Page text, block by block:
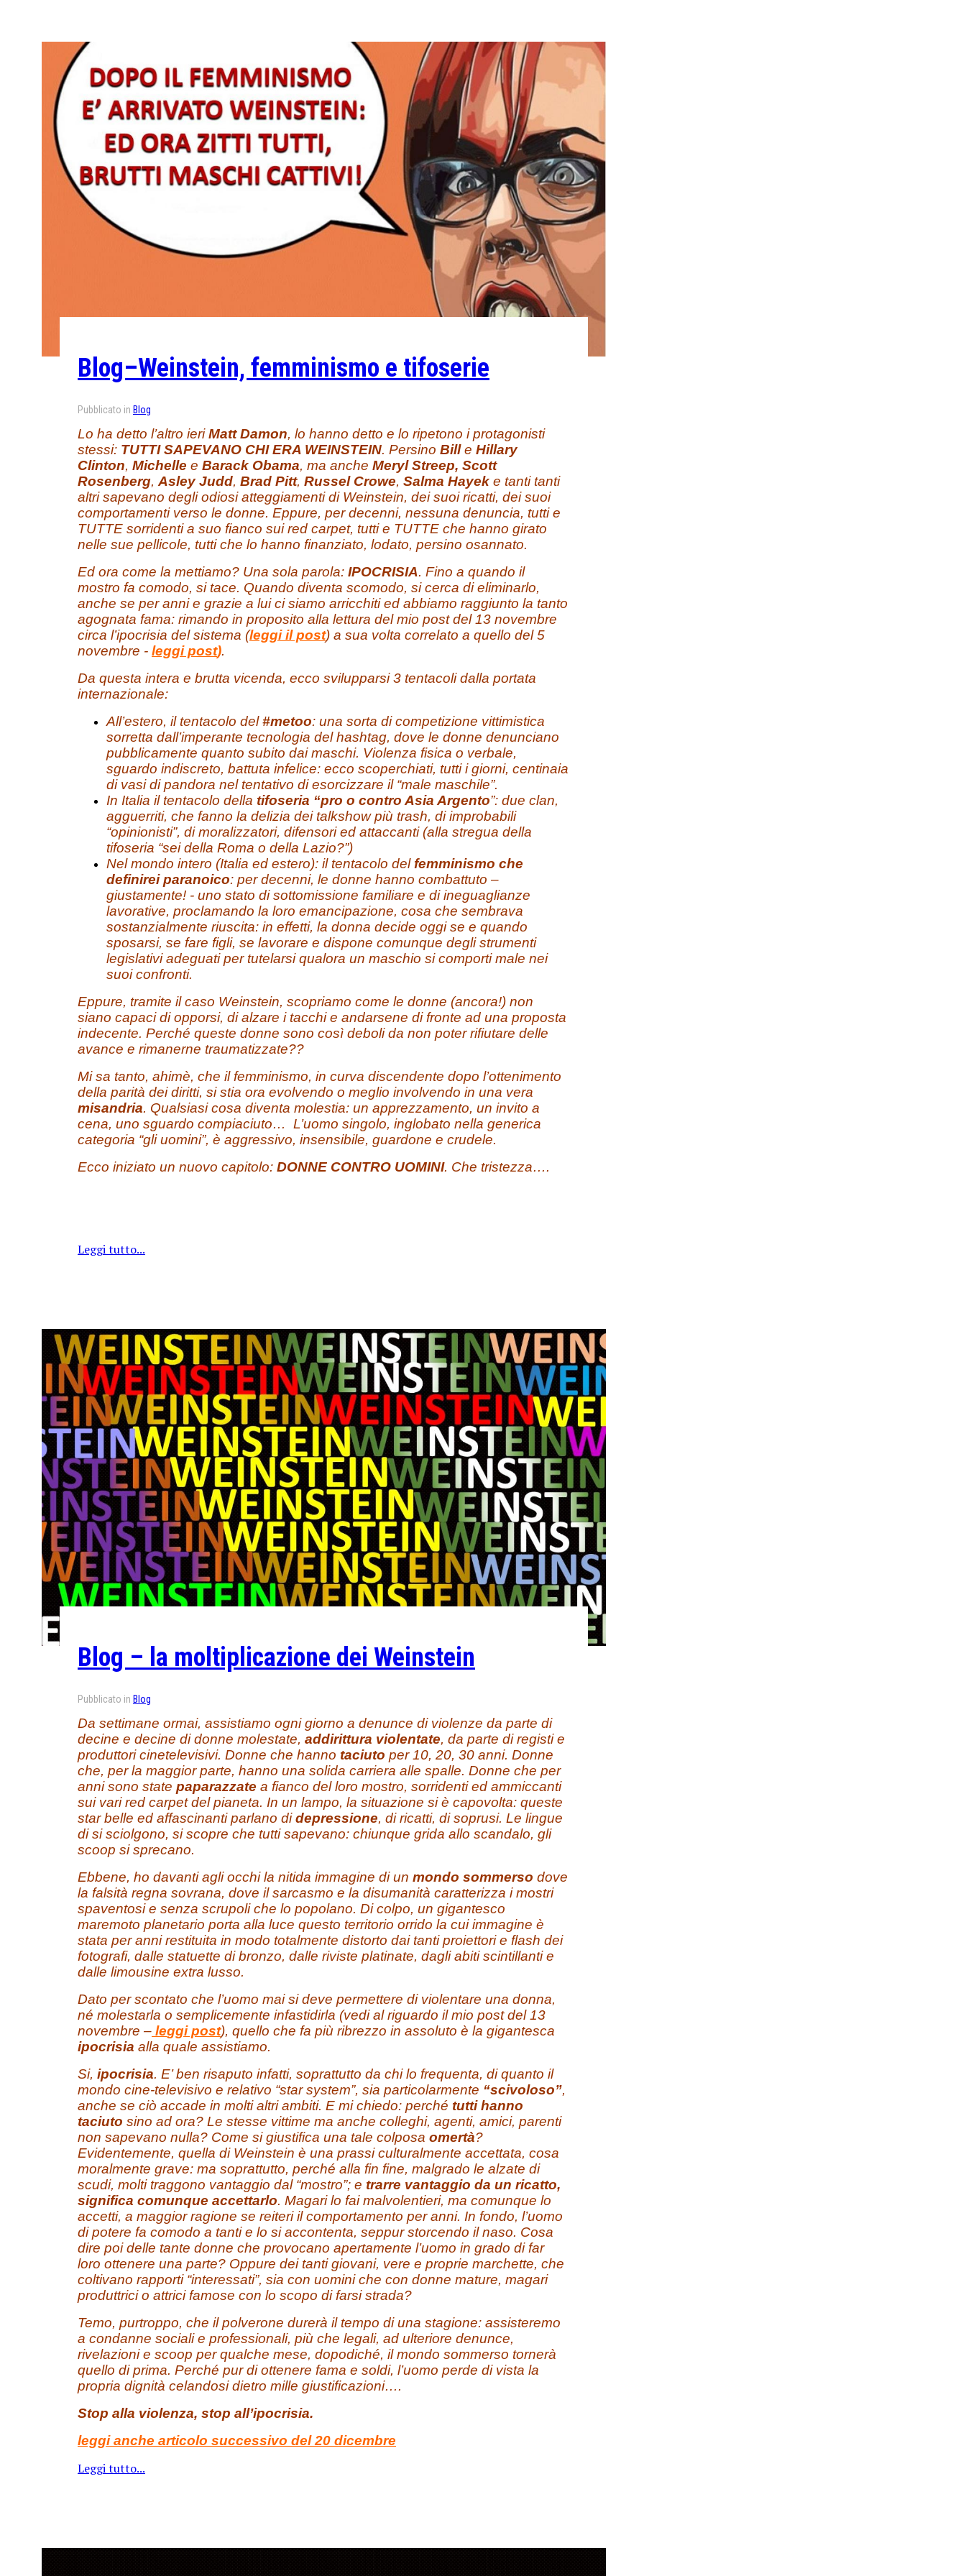
Blog–Weinstein, femminismo e tifoserie
Pubblicato in Blog
Lo ha detto l’altro ieriMatt Damon, lo hanno detto e lo ripetono i protagonisti
stessi: TUTTI SAPEVANO CHI ERA WEINSTEIN. Persino Bille Hillary
Clinton, Michelle e Barack Obama, ma anche Meryl Streep, Scott
Rosenberg, Asley Judd, Brad Pitt, Russel Crowe, Salma Hayek e tanti tanti
altri sapevano degli odiosi atteggiamenti di Weinstein, dei suoi ricatti, dei suoi
comportamenti verso le donne. Eppure, per decenni, nessuna denuncia, tutti e
TUTTE sorridenti a suo fianco sui red carpet, tutti e TUTTE che hanno girato
nelle sue pellicole, tutti che lo hanno finanziato, lodato, persino osannato.
Ed ora come la mettiamo? Una sola parola: IPOCRISIA. Fino a quando il
mostro fa comodo, si tace. Quando diventa scomodo, si cerca di eliminarlo,
anche se per anni e grazie a lui ci siamo arricchiti ed abbiamo raggiunto la tanto
agognata fama: rimando in proposito alla lettura del mio post del 13 novembre
circa l’ipocrisia del sistema (leggi il post) a sua volta correlato a quello del 5
novembre - leggi post).
Da questa intera e brutta vicenda, ecco svilupparsi 3 tentacoli dalla portata
internazionale:
All’estero, il tentacolo del#metoo: una sorta di competizione vittimistica
sorretta dall’imperante tecnologia del hashtag, dove le donne denunciano
pubblicamente quanto subito dai maschi. Violenza fisica o verbale,
sguardo indiscreto, battuta infelice: ecco scoperchiati, tutti i giorni, centinaia
di vasi di pandora nel tentativo di esorcizzare il “male maschile”.
In Italia il tentacolo della tifoseria “pro o contro Asia Argento”: due clan,
agguerriti, che fanno la delizia dei talkshow più trash, di improbabili
“opinionisti”, di moralizzatori, difensori ed attaccanti (alla stregua della
tifoseria “sei della Roma o della Lazio?”)
Nel mondo intero (Italia ed estero): il tentacolo del femminismo che
definirei paranoico: per decenni, le donne hanno combattuto –
giustamente! - uno stato di sottomissione familiare e di ineguaglianze
lavorative, proclamando la loro emancipazione, cosa che sembrava
sostanzialmente riuscita: in effetti, la donna decide oggi se e quando
sposarsi, se fare figli, se lavorare e dispone comunque degli strumenti
legislativi adeguati per tutelarsi qualora un maschio si comporti male nei
suoi confronti.
Eppure, tramite il caso Weinstein, scopriamo come le donne (ancora!) non
siano capaci di opporsi, di alzare i tacchi e andarsene di fronte ad una proposta
indecente. Perché queste donne sono così deboli da non poter rifiutare delle
avance e rimanerne traumatizzate??
Mi sa tanto, ahimè, che il femminismo, in curva discendente dopo l’ottenimento
della parità dei diritti, si stia ora evolvendo o meglio involvendo in una vera
misandria. Qualsiasi cosa diventa molestia: un apprezzamento, un invito a
cena, uno sguardo compiaciuto… L’uomo singolo, inglobato nella generica
categoria “gli uomini”, è aggressivo, insensibile, guardone e crudele.
Ecco iniziato un nuovo capitolo: DONNE CONTRO UOMINI. Che tristezza….
Leggi tutto...
Blog – la moltiplicazione dei Weinstein
Pubblicato in Blog
Da settimane ormai, assistiamo ogni giorno a denunce di violenze da parte di
decine e decine di donne molestate, addirittura violentate, da parte di registi e
produttori cinetelevisivi. Donne che hanno taciuto per 10, 20, 30 anni. Donne
che, per la maggior parte, hanno una solida carriera alle spalle. Donne che per
anni sono state paparazzate a fianco del loro mostro, sorridenti ed ammiccanti
sui vari red carpet del pianeta. In un lampo, la situazione si è capovolta: queste
star belle ed affascinanti parlano didepressione, di ricatti, di soprusi. Le lingue
di si sciolgono, si scopre che tutti sapevano: chiunque grida allo scandalo, gli
scoop si sprecano.
Ebbene, ho davanti agli occhi la nitida immagine di un mondo sommerso dove
la falsità regna sovrana, dove il sarcasmo e la disumanità caratterizza i mostri
spaventosi e senza scrupoli che lo popolano. Di colpo, un gigantesco
maremoto planetario porta alla luce questo territorio orrido la cui immagine è
stata per anni restituita in modo totalmente distorto dai tanti proiettori e flash dei
fotografi, dalle statuette di bronzo, dalle riviste platinate, dagli abiti scintillanti e
dalle limousine extra lusso.
Dato per scontato che l’uomo mai si deve permettere di violentare una donna,
né molestarla o semplicemente infastidirla (vedi al riguardo il mio post del 13
novembre – leggipost), quello che fa più ribrezzo in assoluto è la gigantesca
ipocrisia alla quale assistiamo.
Si, ipocrisia. E’ ben risaputo infatti, soprattutto da chi lo frequenta, di quanto il
mondo cine-televisivo e relativo “star system”, sia particolarmente “scivoloso”,
anche se ciò accade in molti altri ambiti. E mi chiedo: perché tutti hanno
taciuto sino ad ora? Le stesse vittime ma anche colleghi, agenti, amici, parenti
non sapevano nulla? Come si giustifica una tale colposa omertà?
Evidentemente, quella di Weinstein è una prassi culturalmente accettata, cosa
moralmente grave: ma soprattutto, perché alla fin fine, malgrado le alzate di
scudi, molti traggono vantaggio dal “mostro”; e trarre vantaggio da un ricatto,
significa comunque accettarlo. Magari lo fai malvolentieri, ma comunque lo
accetti, a maggior ragione se reiteri il comportamento per anni. In fondo, l’uomo
di potere fa comodo a tanti e lo si accontenta, seppur storcendo il naso. Cosa
dire poi delle tante donne che provocano apertamente l’uomo in grado di far
loro ottenere una parte? Oppure dei tanti giovani, vere e proprie marchette, che
coltivano rapporti “interessati”, sia con uomini che con donne mature, magari
produttrici o attrici famose con lo scopo di farsi strada?
Temo, purtroppo, che il polverone durerà il tempo di una stagione: assisteremo
a condanne sociali e professionali, più che legali, ad ulteriore denunce,
rivelazioni e scoop per qualche mese, dopodiché, il mondo sommerso tornerà
quello di prima. Perché pur di ottenere fama e soldi, l’uomo perde di vista la
propria dignità celandosi dietro mille giustificazioni….
Stop alla violenza, stop all’ipocrisia.
leggianche articolo successivo del 20 dicembre
Leggi tutto...